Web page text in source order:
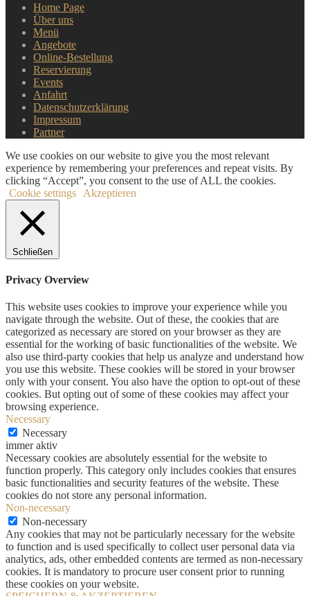
Home Page
Über uns
Menü
Angebote
Online-Bestellung
Reservierung
Events
Anfahrt
Datenschutzerklärung
Impressum
Partner
We use cookies on our website to give you the most relevant
experience by remembering your preferences and repeat visits. By
clicking “Accept”, you consent to the use of ALL the cookies.
Cookie settings
Akzeptieren
Schließen
Privacy Overview
This website uses cookies to improve your experience while you
navigate through the website. Out of these, the cookies that are
categorized as necessary are stored on your browser as they are
essential for the working of basic functionalities of the website. We
also use third-party cookies that help us analyze and understand how
you use this website. These cookies will be stored in your browser
only with your consent. You also have the option to opt-out of these
cookies. But opting out of some of these cookies may affect your
browsing experience.
Necessary
Necessary
immer aktiv
Necessary cookies are absolutely essential for the website to
function properly. This category only includes cookies that ensures
basic functionalities and security features of the website. These
cookies do not store any personal information.
Non-necessary
Non-necessary
Any cookies that may not be particularly necessary for the website
to function and is used specifically to collect user personal data via
analytics, ads, other embedded contents are termed as non-necessary
cookies. It is mandatory to procure user consent prior to running
these cookies on your website.